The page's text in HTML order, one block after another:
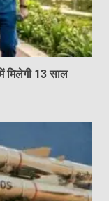
मिलेगी 13 साल